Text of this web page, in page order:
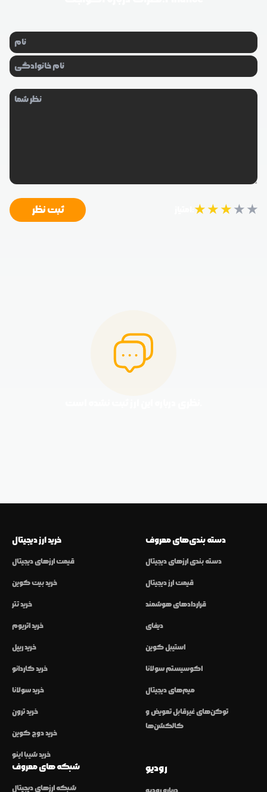
★★★★★ ثبت نظر
خرید ارز دیجیتال
قیمت ارزهای دیجیتال
خرید بیت کوین
خرید تتر
خرید اتریوم
خرید ریپل
خرید کاردانو
خرید سولانا
خرید ترون
خرید دوج کوین
خرید شیبا اینو
دسته بندی‌های معروف
دسته بندی ارزهای دیجیتال
قیمت ارز دیجیتال
قراردادهای هوشمند
دیفای
استیبل کوین
اکوسیستم سولانا
میم‌های دیجیتال
توکن‌های غیرقابل تعویض و
کالکشن‌ها
شبکه های معروف
شبکه ارزهای دیجیتال
رودیو